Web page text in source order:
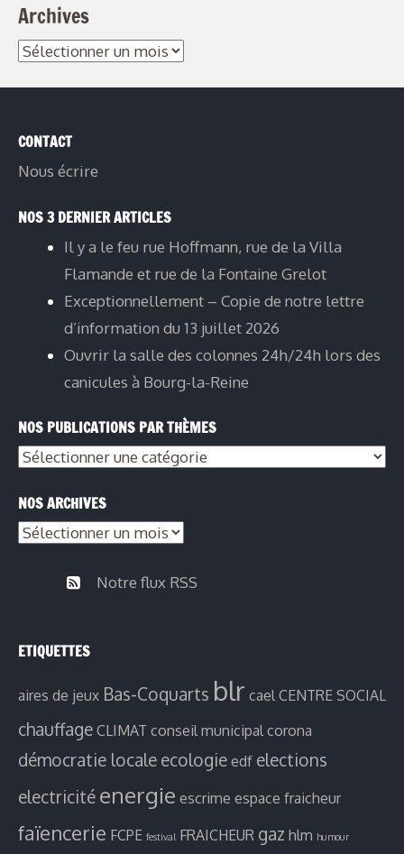
Archives
Archives
CONTACT
Nous écrire
NOS 3 DERNIER ARTICLES
Il y a le feu rue Hoffmann, rue de la Villa
Flamande et rue de la Fontaine Grelot
Exceptionnellement – Copie de notre lettre
d’information du 13 juillet 2026
Ouvrir la salle des colonnes 24h/24h lors des
canicules à Bourg-la-Reine
NOS PUBLICATIONS PAR THÈMES
Nos
par
thèmes
NOS ARCHIVES
Nos
Notre flux RSS
ETIQUETTES
aires de jeux Bas-Coquarts blr cael CENTRE SOCIAL
chauffage CLIMAT conseil municipal corona
démocratie locale ecologie edf elections
electricité energie escrime espace fraicheur
faïencerie FCPE festival FRAICHEUR gaz hlm humour